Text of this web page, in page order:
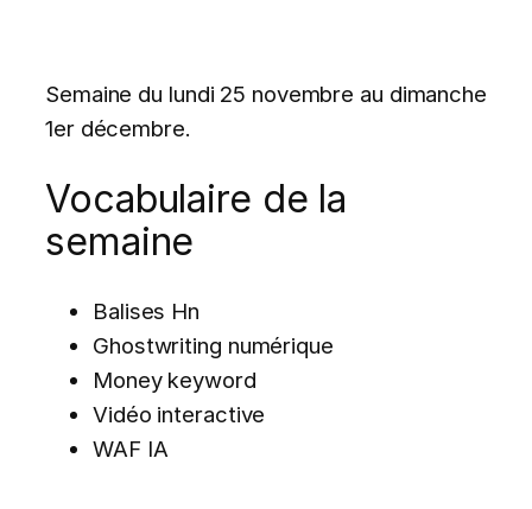
Semaine du lundi 25 novembre au dimanche
1er décembre.
Vocabulaire de la
semaine
Balises Hn
Ghostwriting numérique
Money keyword
Vidéo interactive
WAF IA